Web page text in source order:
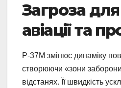
Загроза
авіації та
Р-37М змінює динаміку
створюючи «зони
відстанях. Її швидкість